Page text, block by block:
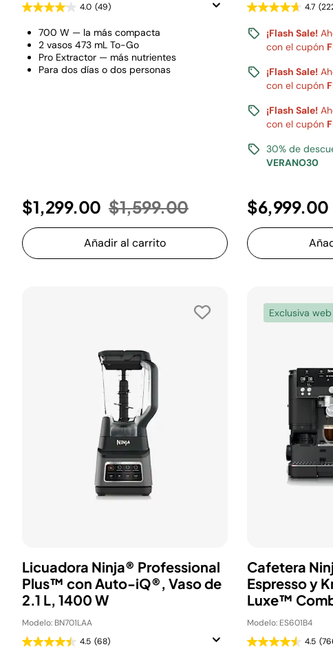
4.0 (49)
700 W — la más compacta
2 vasos 473 mL To-Go
Pro Extractor — más nutrientes
Para dos días o dos personas
$1,299.00 Precio reducido de
$1,599.00a
Añadir al carrito
4.7
¡Flash Sale!
con el cupón
¡Flash Sale!
con el cupón
¡Flash Sale!
con el cupón
30% de
VERANO30
$6,999.00
Licuadora Ninja® Professional
Plus™ con Auto-iQ®, Vaso de
2.1 L, 1400 W
Modelo: BN701LAA
4.5 (68)
Exclusiva web
Cafetera
Espresso y
Luxe™
Modelo: ES601B4
4.5